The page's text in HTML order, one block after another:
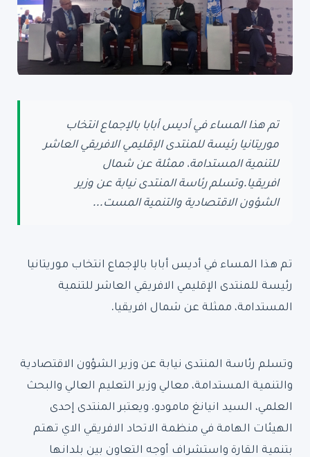
تم هذا المساء في أديس أبابا بالإجماع انتخاب
موريتانيا رئيسة للمنتدى الإقليمي الافريقي العاشر
للتنمية المستدامة، ممثلة عن شمال
افريقيا.وتسلم رئاسة المنتدى نيابة عن وزير
الشؤون الاقتصادية والتنمية المست...
تم هذا المساء في أديس أبابا بالإجماع انتخاب موريتانيا
رئيسة للمنتدى الإقليمي الافريقي العاشر للتنمية
المستدامة، ممثلة عن شمال افريقيا.
وتسلم رئاسة المنتدى نيابة عن وزير الشؤون الاقتصادية
والتنمية المستدامة، معالي وزير التعليم العالي والبحث
العلمي، السيد انيانغ مامودو. ويعتبر المنتدى إحدى
الهيئات الهامة في منظمة الاتحاد الافريقي الاي تهتم
بتنمية القارة واستشراف أوجه التعاون بين بلدانها